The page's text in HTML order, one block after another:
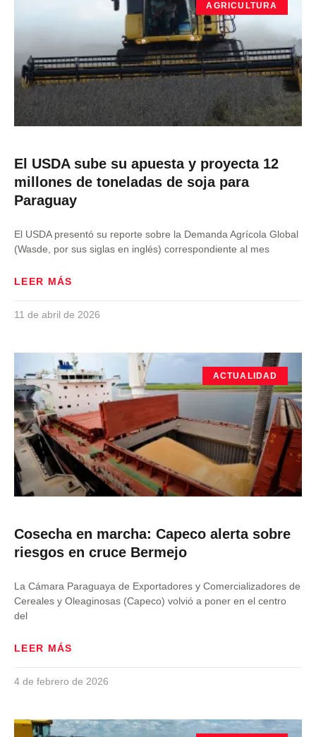
AGRICULTURA
El USDA sube su apuesta y proyecta 12
millones de toneladas de soja para
Paraguay
El USDA presentó su reporte sobre la Demanda Agrícola Global
(Wasde, por sus siglas en inglés) correspondiente al mes
LEER MÁS
11 de abril de 2026
ACTUALIDAD
Cosecha en marcha: Capeco alerta sobre
riesgos en cruce Bermejo
La Cámara Paraguaya de Exportadores y Comercializadores de
Cereales y Oleaginosas (Capeco) volvió a poner en el centro
del
LEER MÁS
4 de febrero de 2026